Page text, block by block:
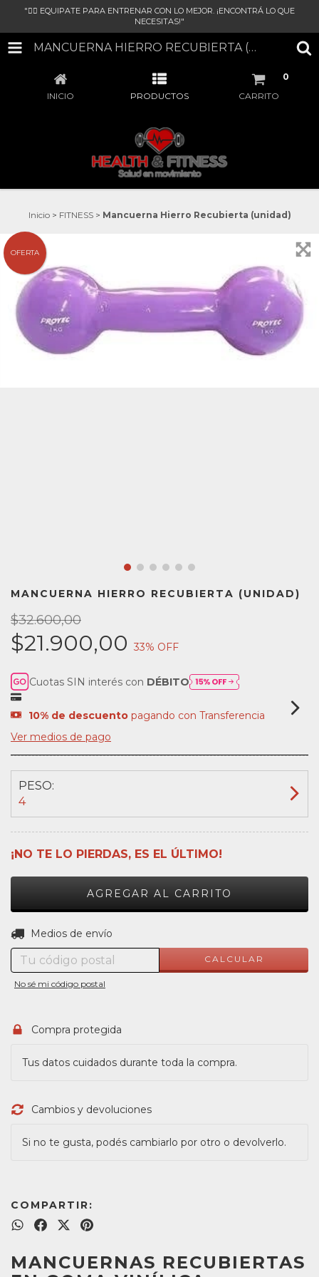
"🏋‍♀ EQUIPATE PARA ENTRENAR CON LO MEJOR. ¡ENCONTRÁ LO QUE
NECESITAS!"
MANCUERNA HIERRO RECUBIERTA (UNIDAD)
INICIO PRODUCTOS CARRITO
0
Inicio > FITNESS > Mancuerna Hierro Recubierta (unidad)
OFERTA
MANCUERNA HIERRO RECUBIERTA (UNIDAD)
$32.600,00
$21.900,00 33% OFF
Cuotas SIN interés con DÉBITO
10% de descuento pagando con Transferencia
Ver medios de pago
PESO:
4
¡NO TE LO PIERDAS, ES EL ÚLTIMO!
Entregas para el CP:
Medios de envío
CALCULAR
No sé mi código postal
Compra protegida
Tus datos cuidados durante toda la compra.
Cambios y devoluciones
Si no te gusta, podés cambiarlo por otro o devolverlo.
COMPARTIR:
MANCUERNAS RECUBIERTAS